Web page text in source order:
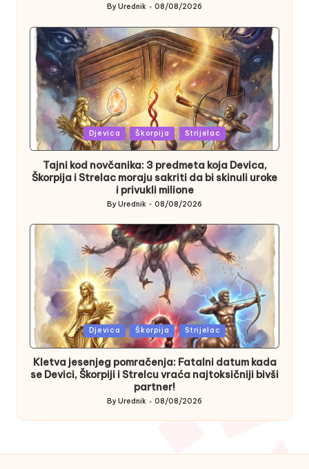
Posted
ByUrednik 08/08/2026
Posted
in
Djevica Škorpija Strijelac
Tajni kod novčanika: 3 predmeta koja Devica,
Škorpija i Strelac moraju sakriti da bi skinuli uroke
i privukli milione
Posted
ByUrednik 08/08/2026
Posted
in
Djevica Škorpija Strijelac
Kletva jesenjeg pomračenja: Fatalni datum kada
se Devici, Škorpiji i Strelcu vraća najtoksičniji bivši
partner!
Posted
by
ByUrednik 08/08/2026